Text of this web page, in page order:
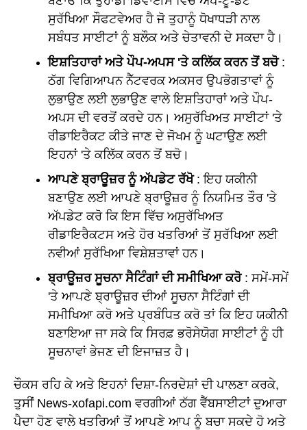
ਸੁਰੱਖਿਆ ਸੌਫਟਵੇਅਰ ਹੈ ਜੋ ਤੁਹਾਨੂੰ ਧੋਖਾਧੜੀ ਨਾਲ
ਸਬੰਧਤ ਸਾਈਟਾਂ ਨੂੰ ਬਲੌਕ ਅਤੇ ਚੇਤਾਵਨੀ ਦੇ ਸਕਦਾ ਹੈ।
ਇਸ਼ਤਿਹਾਰਾਂ ਅਤੇ ਪੌਪ-ਅਪਸ 'ਤੇ ਕਲਿੱਕ ਕਰਨ ਤੋਂ ਬਚੋ:
ਠੱਗ ਵਿਗਿਆਪਨ ਨੈੱਟਵਰਕ ਅਕਸਰ ਉਪਭੋਗਤਾਵਾਂ ਨੂੰ
ਲੁਭਾਉਣ ਲਈ ਲੁਭਾਉਣ ਵਾਲੇ ਇਸ਼ਤਿਹਾਰਾਂ ਅਤੇ ਪੌਪ-
ਅਪਸ ਦੀ ਵਰਤੋਂ ਕਰਦੇ ਹਨ। ਅਸੁਰੱਖਿਅਤ ਸਾਈਟਾਂ 'ਤੇ
ਰੀਡਾਇਰੈਕਟ ਕੀਤੇ ਜਾਣ ਦੇ ਜੋਖਮ ਨੂੰ ਘਟਾਉਣ ਲਈ
ਇਹਨਾਂ 'ਤੇ ਕਲਿੱਕ ਕਰਨ ਤੋਂ ਬਚੋ।
ਆਪਣੇ ਬ੍ਰਾਊਜ਼ਰ ਨੂੰ ਅੱਪਡੇਟ ਰੱਖੋ: ਇਹ ਯਕੀਨੀ
ਬਣਾਉਣ ਲਈ ਆਪਣੇ ਬ੍ਰਾਊਜ਼ਰ ਨੂੰ ਨਿਯਮਿਤ ਤੌਰ 'ਤੇ
ਅੱਪਡੇਟ ਕਰੋ ਕਿ ਇਸ ਵਿੱਚ ਅਸੁਰੱਖਿਅਤ
ਰੀਡਾਇਰੈਕਟਸ ਅਤੇ ਹੋਰ ਖਤਰਿਆਂ ਤੋਂ ਸੁਰੱਖਿਆ ਲਈ
ਨਵੀਆਂ ਸੁਰੱਖਿਆ ਵਿਸ਼ੇਸ਼ਤਾਵਾਂ ਹਨ।
ਬ੍ਰਾਊਜ਼ਰ ਸੂਚਨਾ ਸੈਟਿੰਗਾਂ ਦੀ ਸਮੀਖਿਆ ਕਰੋ: ਸਮੇਂ-ਸਮੇਂ
'ਤੇ ਆਪਣੇ ਬ੍ਰਾਊਜ਼ਰ ਦੀਆਂ ਸੂਚਨਾ ਸੈਟਿੰਗਾਂ ਦੀ
ਸਮੀਖਿਆ ਕਰੋ ਅਤੇ ਪ੍ਰਬੰਧਿਤ ਕਰੋ ਤਾਂ ਕਿ ਇਹ ਯਕੀਨੀ
ਬਣਾਇਆ ਜਾ ਸਕੇ ਕਿ ਸਿਰਫ਼ ਭਰੋਸੇਯੋਗ ਸਾਈਟਾਂ ਨੂੰ ਹੀ
ਸੂਚਨਾਵਾਂ ਭੇਜਣ ਦੀ ਇਜਾਜ਼ਤ ਹੈ।
ਚੌਕਸ ਰਹਿ ਕੇ ਅਤੇ ਇਹਨਾਂ ਦਿਸ਼ਾ-ਨਿਰਦੇਸ਼ਾਂ ਦੀ ਪਾਲਣਾ ਕਰਕੇ,
ਤੁਸੀਂ News-xofapi.com ਵਰਗੀਆਂ ਠੱਗ ਵੈੱਬਸਾਈਟਾਂ ਦੁਆਰਾ
ਪੈਦਾ ਹੋਣ ਵਾਲੇ ਖਤਰਿਆਂ ਤੋਂ ਆਪਣੇ ਆਪ ਨੂੰ ਬਚਾ ਸਕਦੇ ਹੋ ਅਤੇ